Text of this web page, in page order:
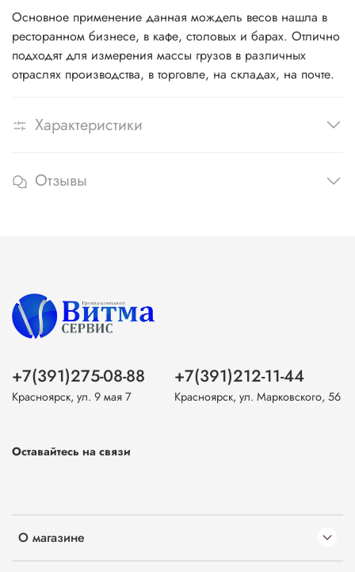
Основное применение данная мождель весов нашла в
ресторанном бизнесе, в кафе, столовых и барах. Отлично
подходят для измерения массы грузов в различных
отраслях производства, в торговле, на складах, на почте.
Характеристики
Отзывы
О магазине
+7(391)275-08-88
Красноярск, ул. 9 мая 7
+7(391)212-11-44
Красноярск, ул. Марковского, 56
Оставайтесь на связи